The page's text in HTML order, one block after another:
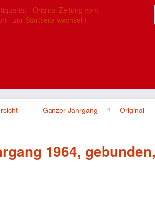
Ganzer Jahrgang Original
1964,